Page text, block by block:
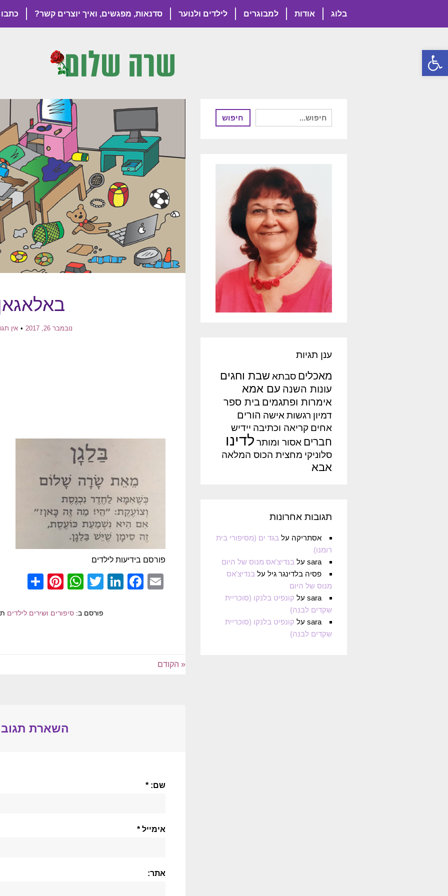
פתח סרגל נגישות
בלוג אודות למבוגרים לילדים ולנוער סדנאות, מפגשים, ואיך יוצרים קשר? כתבו
נובמבר 26, 2017 אין
פורסם בידיעות לילדים
Email
Facebook
LinkedIn
Twitter
פורסם ב:סיפורים ושירים לילדים
« הקודם
השארת
שם: *
אימייל *
אתר:
חיפוש
עבור:
חיפוש
ענן תגיות
מאכלים סבתא שבת וחגים
עונות השנה עם אמא
אימרות ופתגמים בית ספר
דמיון רגשות אישה הורים
אחים קריאה וכתיבה יידיש
חברים אסור ומותר לדינו
סלוניקי מחצית הכוס המלאה
אבא
תגובות אחרונות
אסתריקה על בגד ים (מסיפורי בית
רומנו)
sara על בנדיצ'אס מנוס של היום
פסיה בלדינגר גיל על בנדיצ'אס
מנוס של היום
sara על קונפיט בלנקו (סוכריית
שקדים לבנה)
sara על קונפיט בלנקו (סוכריית
שקדים לבנה)